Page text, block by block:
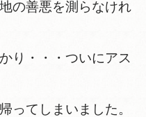
の善悪を測らなけれ
り・・・ついにアス
ってしまいました。